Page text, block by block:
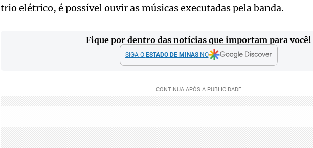
trio elétrico, é possível ouvir as músicas executadas pela banda.
Fique por dentro das notícias que importam para você!
SIGA O ESTADO DE MINASNO